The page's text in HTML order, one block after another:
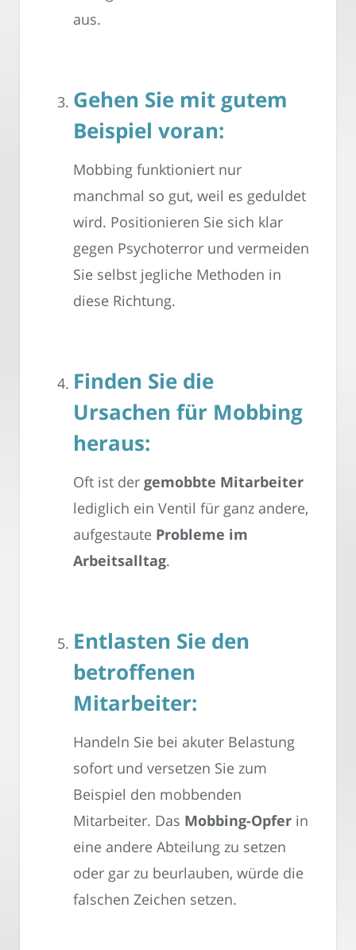
aus.
Gehen Sie mit gutem
Beispiel voran:
Mobbing funktioniert nur
manchmal so gut, weil es geduldet
wird. Positionieren Sie sich klar
gegen Psychoterror und vermeiden
Sie selbst jegliche Methoden in
diese Richtung.
Finden Sie die
Ursachen für Mobbing
heraus:
Oft ist der gemobbte Mitarbeiter
lediglich ein Ventil für ganz andere,
aufgestaute Probleme im
Arbeitsalltag.
Entlasten Sie den
betroffenen
Mitarbeiter:
Handeln Sie bei akuter Belastung
sofort und versetzen Sie zum
Beispiel den mobbenden
Mitarbeiter. Das Mobbing-Opfer in
eine andere Abteilung zu setzen
oder gar zu beurlauben, würde die
falschen Zeichen setzen.